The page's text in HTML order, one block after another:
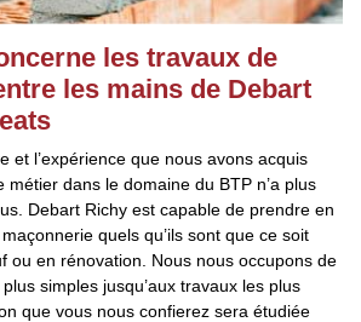
les travaux de
les mains de Debart
et l’expérience que nous avons acquis
métier dans le domaine du BTP n’a plus
Debart Richy est capable de prendre en
quels qu’ils sont que ce soit
ou en rénovation. Nous nous occupons de
simples jusqu’aux travaux les plus
que vous nous confierez sera étudiée